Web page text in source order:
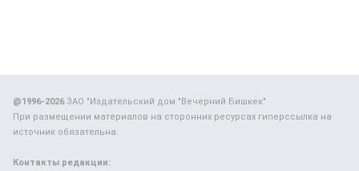
@1996-2026ЗАО "Издательский дом "Вечерний Бишкек"
При размещении материалов на сторонних ресурсах гиперссылка на
источник обязательна.
Контакты редакции: